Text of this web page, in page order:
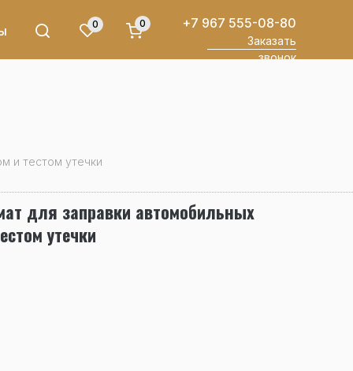
0 0 +7 967 555-08-80
Заказать
звонок
и тестом утечки
для заправки автомобильных
утечки